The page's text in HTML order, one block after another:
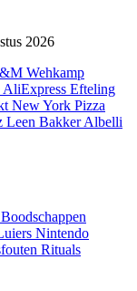
2026
Wehkamp
AliExpress Efteling
New York Pizza
Leen BakkerAlbelli
Boodschappen
Nintendo
Rituals